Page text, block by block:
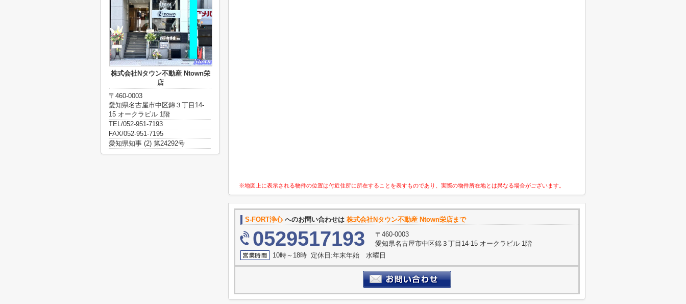
※地図上に表示される物件の位置は付近住所に所在することを表すものであり、実際の物件所在地とは異なる場合がございます。
S-FORT浄心へのお問い合わせは 株式会社Nタウン不動産 Ntown栄店まで
0529517193
〒460-0003
愛知県名古屋市中区錦３丁目14-15 オークラビル 1階
10時～18時 定休日:年末年始 水曜日
株式会社Nタウン不動産 Ntown栄
店
〒460-0003
愛知県名古屋市中区錦３丁目14-
15 オークラビル 1階
TEL/052-951-7193
FAX/052-951-7195
愛知県知事 (2) 第24292号